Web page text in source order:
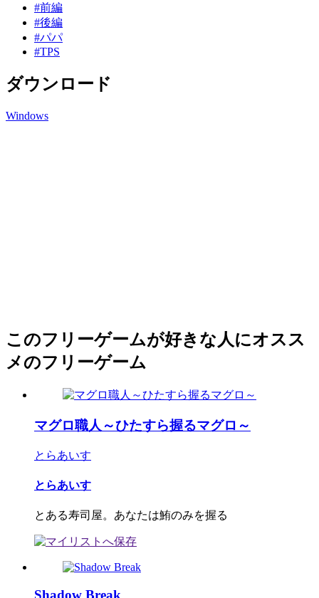
#前編
#後編
#パパ
#TPS
ダウンロード
Windows
このフリーゲームが好きな人にオスス
メのフリーゲーム
マグロ職人～ひたすら握るマグロ～
とらあいす
とらあいす
とある寿司屋。あなたは鮪のみを握る
Shadow Break